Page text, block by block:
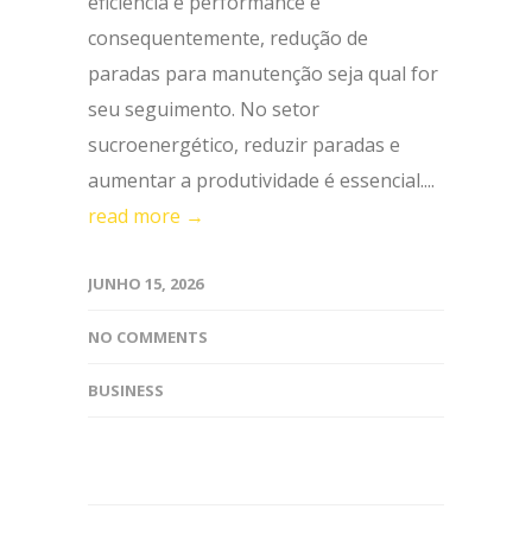
consequentemente, redução de
paradas para manutenção seja qual for
seu seguimento. No setor
sucroenergético, reduzir paradas e
aumentar a produtividade é essencial....
read more →
JUNHO 15, 2026
NO COMMENTS
BUSINESS